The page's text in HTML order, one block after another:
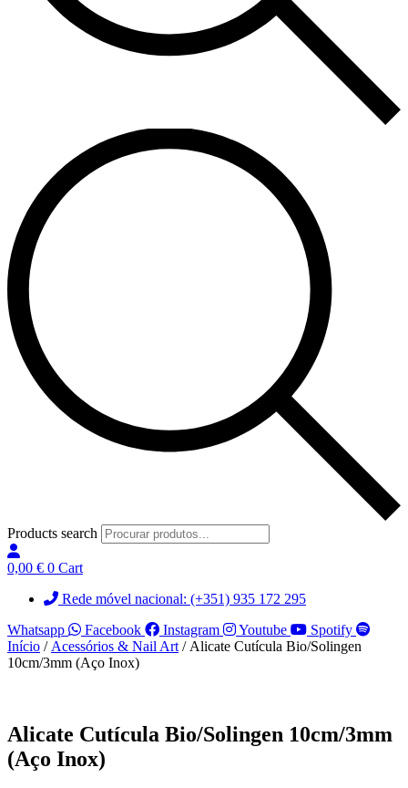
Products search
0,00 € 0 Cart
Rede móvel nacional: (+351) 935 172 295
Whatsapp
Facebook Instagram Youtube
Spotify
Início / Acessórios & Nail Art / Alicate Cutícula Bio/Solingen
10cm/3mm (Aço Inox)
Alicate Cutícula Bio/Solingen 10cm/3mm
(Aço Inox)